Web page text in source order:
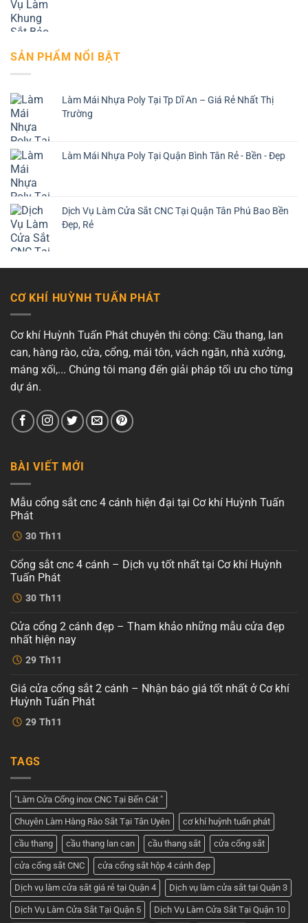
SẢN PHẨM NỔI BẬT
Làm Mái Nhựa Poly Tại Tp Dĩ An – Giá Rẻ Nhất Thị
Trường
Làm Mái Nhựa Poly Tại Quận Bình Tân Rẻ - Bền - Đẹp
Dịch Vụ Làm Cửa Sắt CNC Tại Quận Tân Phú Bao Bền
Đẹp, Rẻ
CƠ KHÍ HUỲNH TUẤN PHÁT
Cơ khí Huỳnh Tuấn Phát chuyên thi công: Cầu thang, lan
can, hàng rào, cửa, cổng, mái tôn, vách ngăn, nhà xưởng,
máng xối,... Chúng tôi mang đến giải pháp tối ưu cho từng
dự án.
BÀI VIẾT MỚI
30 Th11
Mẫu cổng sắt cnc 4 cánh hiện đại tại Cơ khí Huỳnh Tuấn
Phát
Không
có
ở
Mẫu
cổng
sắt
cnc
hiện
đại
tại
Cơ
khí
Phát
30 Th11
Cổng sắt cnc 4 cánh – Dịch vụ tốt nhất tại Cơ khí Huỳnh
Tuấn Phát
Không
có
ở
Cổng
sắt
cnc
4
Dịch
vụ
tốt
nhất
tại
Tuấn
29 Th11
Cửa cổng 2 cánh đẹp – Tham khảo những mẫu cửa đẹp
nhất hiện nay
Không
có
ở
Cửa
cổng
cánh
khảo
mẫu
đẹp
nhất
hiện
nay
29 Th11
Giá cửa cổng sắt 2 cánh – Nhận báo giá tốt nhất ở Cơ khí
Huỳnh Tuấn Phát
Không
có
Giá
cổng
2
cánh
–
Nhận
báo
giá
tốt
nhất
Cơ
khí
Huỳnh
Tuấn
Phát
TAGS
"Làm Cửa Cổng inox CNC Tại Bến Cát "
Chuyên Làm Hàng Rào Sắt Tại Tân Uyên cơ khí huỳnh tuấn phát
cầu thang cầu thang lan can cầu thang sắt cửa cổng sắt
cửa cổng sắt CNC cửa cổng sắt hộp 4 cánh đẹp
Dịch vụ làm cửa sắt giá rẻ tại Quận 4 Dịch vụ làm cửa sắt tại Quận 3
Dịch Vụ Làm Cửa Sắt Tại Quận 5 Dịch Vụ Làm Cửa Sắt Tại Quận 10